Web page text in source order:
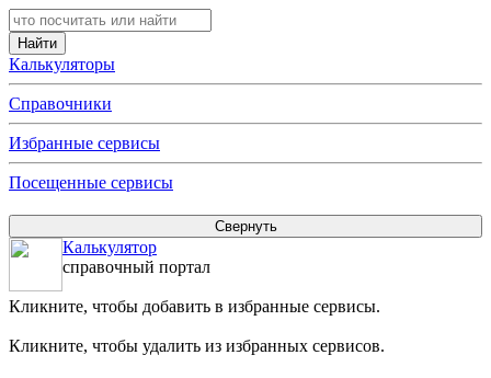
Калькуляторы
Справочники
Избранные сервисы
Посещенные сервисы
Калькулятор
справочный портал
Кликните, чтобы добавить в избранные сервисы.
Кликните, чтобы удалить из избранных сервисов.